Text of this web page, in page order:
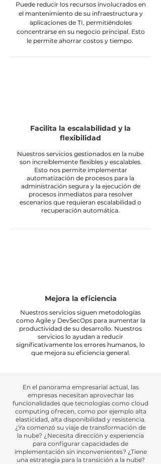
Puede reducir los recursos involucrados en
el mantenimiento de su infraestructura y
aplicaciones de TI, permitiéndoles
concentrarse en su negocio principal. Esto
le permite ahorrar costos y tiempo.
Facilita la escalabilidad y la
flexibilidad
Nuestros servicios gestionados en la nube
son increíblemente flexibles y escalables.
Esto nos permite implementar
automatización de procesos para la
administración segura y la ejecución de
procesos inmediatos para resolver
escenarios que requieran escalabilidad o
recuperación automática.
Mejora la eficiencia
Nuestros servicios siguen metodologías
como Agile y DevSecOps para aumentar la
productividad de su desarrollo. Nuestros
servicios lo ayudan a reducir
significativamente los errores humanos, lo
que mejora su eficiencia general.
En el panorama empresarial actual, las
empresas necesitan aprovechar las
funcionalidades que tecnologías como cloud
computing ofrecen, como por ejemplo alta
elasticidad, alta disponibilidad y resistencia.
¿Ya comenzó su viaje de transformación de
la nube? ¿Necesita dirección y experiencia
para configurar capacidades de
implementación sin inconvenientes? ¿Tiene
una estrategia para la transición a la nube?